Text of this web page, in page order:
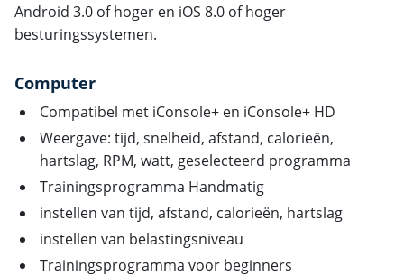
Android 3.0 of hoger en iOS 8.0 of hoger
besturingssystemen.
Computer
Compatibel met iConsole+ en iConsole+ HD
Weergave: tijd, snelheid, afstand, calorieën,
hartslag, RPM, watt, geselecteerd programma
Trainingsprogramma Handmatig
instellen van tijd, afstand, calorieën, hartslag
instellen van belastingsniveau
Trainingsprogramma voor beginners